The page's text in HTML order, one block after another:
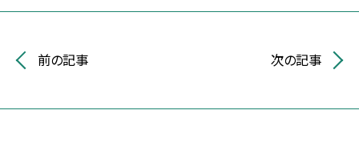
前の記事 次の記事